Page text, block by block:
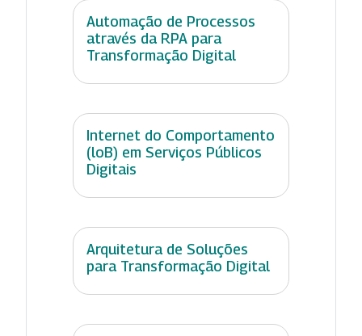
Automação de Processos
através da RPA para
Transformação Digital
Internet do Comportamento
(loB) em Serviços Públicos
Digitais
Arquitetura de Soluções
para Transformação Digital